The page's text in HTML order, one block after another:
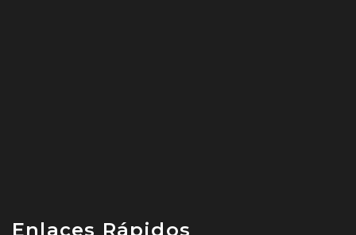
Enlaces Rápidos